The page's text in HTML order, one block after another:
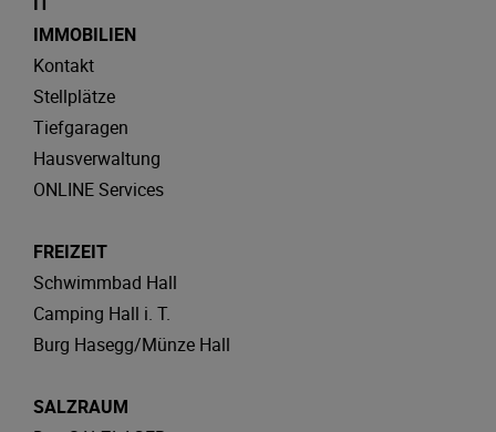
IMMOBILIEN
Kontakt
Stellplätze
Tiefgaragen
Hausverwaltung
ONLINE Services
FREIZEIT
Schwimmbad Hall
Camping Hall i. T.
Burg Hasegg/Münze Hall
SALZRAUM